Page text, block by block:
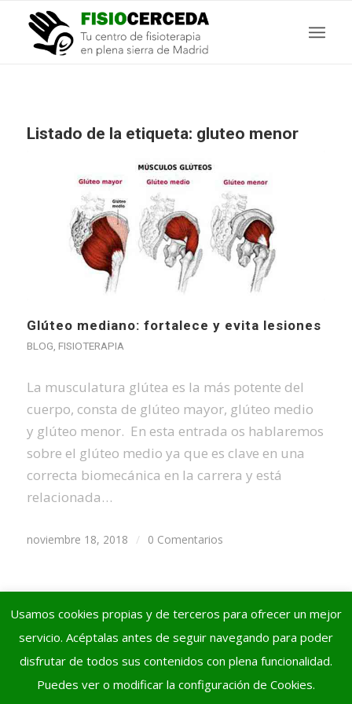
Listado de la etiqueta: gluteo menor
Glúteo mediano: fortalece y evita lesiones
BLOG, FISIOTERAPIA
La musculatura glútea es la más potente del
cuerpo, consta de glúteo mayor, glúteo medio
y glúteo menor. En esta entrada os hablaremos
sobre el glúteo medio ya que es clave en una
correcta biomecánica en la carrera y está
relacionada…
noviembre 18, 2018 / 0 Comentarios
© Copyright - FISIOCERCEDA | Hecho a mano y con mucho
por
Usamos cookies propias y de terceros para ofrecer un mejor
servicio. Acéptalas antes de seguir navegando para poder
disfrutar de todos sus contenidos con plena funcionalidad.
Puedes ver o modificar la configuración de Cookies.